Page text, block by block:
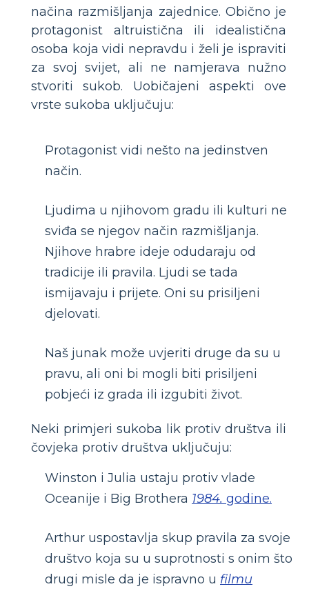
načina razmišljanja zajednice. Obično je
protagonist altruistična ili idealistična
osoba koja vidi nepravdu i želi je ispraviti
za svoj svijet, ali ne namjerava nužno
stvoriti sukob. Uobičajeni aspekti ove
vrste sukoba uključuju:
Protagonist vidi nešto na jedinstven
način.
Ljudima u njihovom gradu ili kulturi ne
sviđa se njegov način razmišljanja.
Njihove hrabre ideje odudaraju od
tradicije ili pravila. Ljudi se tada
ismijavaju i prijete. Oni su prisiljeni
djelovati.
Naš junak može uvjeriti druge da su u
pravu, ali oni bi mogli biti prisiljeni
pobjeći iz grada ili izgubiti život.
Neki primjeri sukoba lik protiv društva ili
čovjeka protiv društva uključuju:
Winston i Julia ustaju protiv vlade
Oceanije i Big Brothera 1984. godine.
Arthur uspostavlja skup pravila za svoje
društvo koja su u suprotnosti s onim što
drugi misle da je ispravno u filmu